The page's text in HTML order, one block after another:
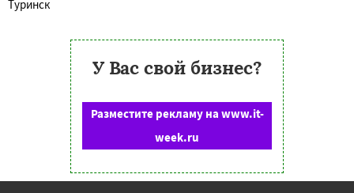
Туринск
У Вас свой бизнес?
Разместите рекламу на www.it-
week.ru